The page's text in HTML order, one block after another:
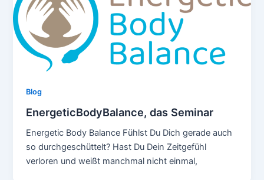
Blog
EnergeticBodyBalance, das Seminar
Energetic Body Balance Fühlst Du Dich gerade auch
so durchgeschüttelt? Hast Du Dein Zeitgefühl
verloren und weißt manchmal nicht einmal,